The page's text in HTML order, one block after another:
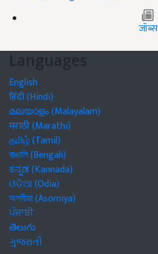
जॉब्स
Languages
English
हिंदी (Hindi)
മലയാളം (Malayalam)
मराठी (Marathi)
தமிழ் (Tamil)
বাঙালি (Bengali)
ಕನ್ನಡ (Kannada)
ଓଡିଆ (Odia)
অসমীয়া (Asomiya)
ਪੰਜਾਬੀ
తెలుగు
ગુજરાતી